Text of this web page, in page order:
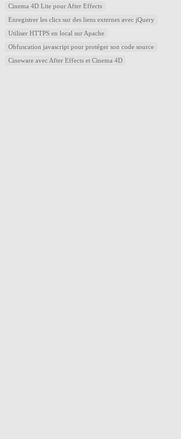
Cinema 4D Lite pour After Effects
Enregistrer les clics sur des liens externes avec jQuery
Utiliser HTTPS en local sur Apache
Obfuscation javascript pour protéger son code source
Cineware avec After Effects et Cinema 4D